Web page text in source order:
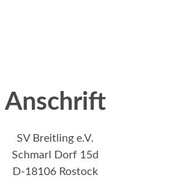
Anschrift
SV Breitling e.V.
Schmarl Dorf 15d
D-18106 Rostock